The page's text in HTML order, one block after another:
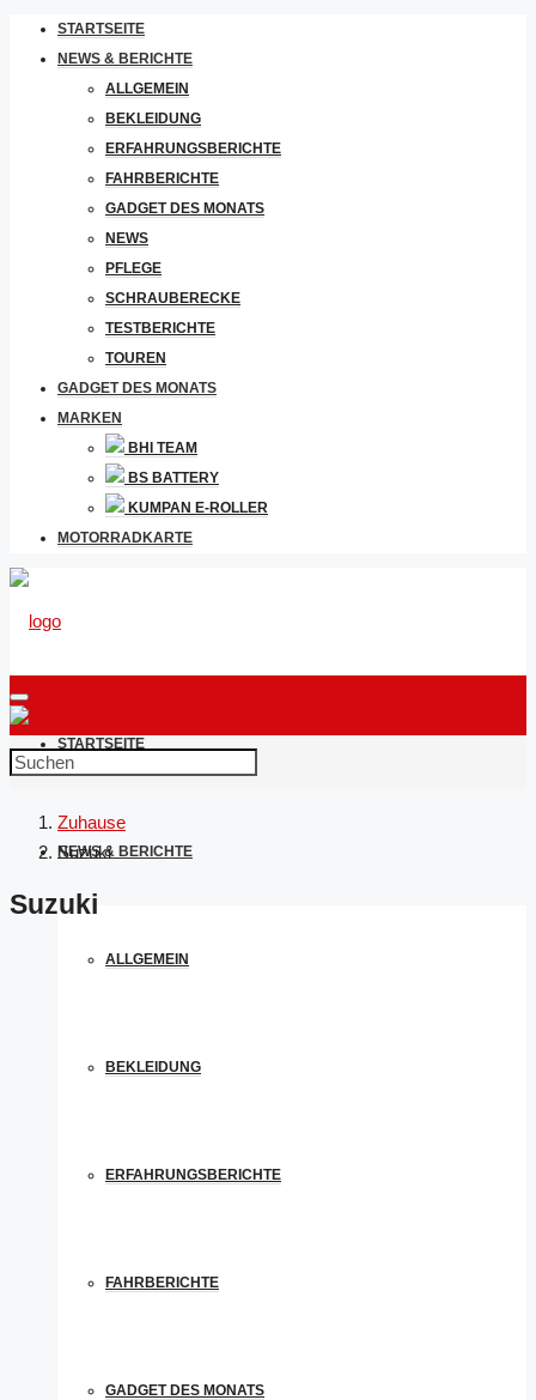
STARTSEITE
NEWS & BERICHTE
ALLGEMEIN
BEKLEIDUNG
ERFAHRUNGSBERICHTE
FAHRBERICHTE
GADGET DES MONATS
NEWS
PFLEGE
SCHRAUBERECKE
TESTBERICHTE
TOUREN
GADGET DES MONATS
MARKEN
BHI TEAM
BS BATTERY
KUMPAN E-ROLLER
MOTORRADKARTE
STARTSEITE
NEWS & BERICHTE
ALLGEMEIN
BEKLEIDUNG
ERFAHRUNGSBERICHTE
FAHRBERICHTE
GADGET DES MONATS
Zuhause
Suzuki
Suzuki